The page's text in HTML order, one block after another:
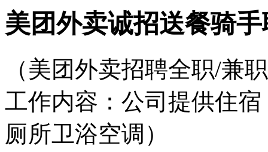
美团外卖诚招送餐骑
（美团外卖招聘全职/兼
工作内容：公司提供住
厕所卫浴空调）